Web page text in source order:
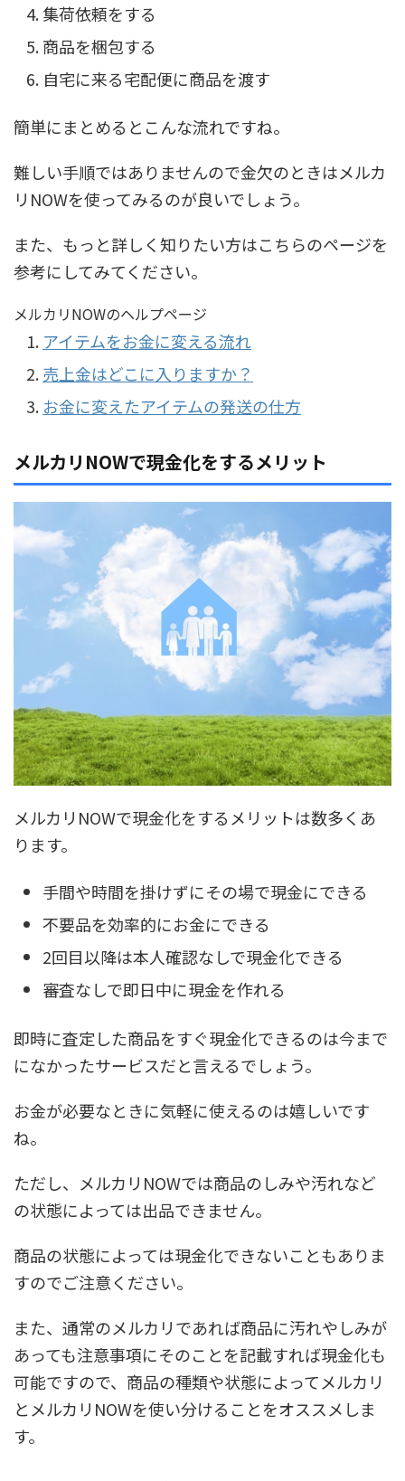
集荷依頼をする
商品を梱包する
自宅に来る宅配便に商品を渡す
簡単にまとめるとこんな流れですね。
難しい手順ではありませんので金欠のときはメルカ
リNOWを使ってみるのが良いでしょう。
また、もっと詳しく知りたい方はこちらのページを
参考にしてみてください。
メルカリNOWのヘルプページ
アイテムをお金に変える流れ
売上金はどこに入りますか？
お金に変えたアイテムの発送の仕方
メルカリNOWで現金化をするメリット
メルカリNOWで現金化をするメリットは数多くあ
ります。
手間や時間を掛けずにその場で現金にできる
不要品を効率的にお金にできる
2回目以降は本人確認なしで現金化できる
審査なしで即日中に現金を作れる
即時に査定した商品をすぐ現金化できるのは今まで
になかったサービスだと言えるでしょう。
お金が必要なときに気軽に使えるのは嬉しいです
ね。
ただし、メルカリNOWでは商品のしみや汚れなど
の状態によっては出品できません。
商品の状態によっては現金化できないこともありま
すのでご注意ください。
また、通常のメルカリであれば商品に汚れやしみが
あっても注意事項にそのことを記載すれば現金化も
可能ですので、商品の種類や状態によってメルカリ
とメルカリNOWを使い分けることをオススメしま
す。